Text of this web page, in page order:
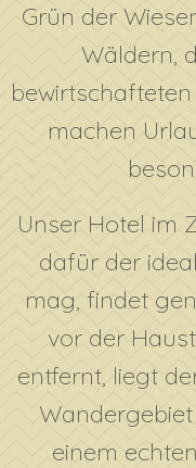
Grün der
Wäldern,
machen
Unser Hotel im
dafür der
mag, findet
vor der
entfernt, liegt
einem